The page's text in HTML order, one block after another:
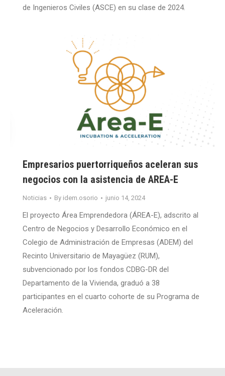
de Ingenieros Civiles (ASCE) en su clase de 2024.
Empresarios puertorriqueños aceleran sus
negocios con la asistencia de AREA-E
Noticias By idem.osorio junio 14, 2024
El proyecto Área Emprendedora (ÁREA-E), adscrito al
Centro de Negocios y Desarrollo Económico en el
Colegio de Administración de Empresas (ADEM) del
Recinto Universitario de Mayagüez (RUM),
subvencionado por los fondos CDBG-DR del
Departamento de la Vivienda, graduó a 38
participantes en el cuarto cohorte de su Programa de
Aceleración.